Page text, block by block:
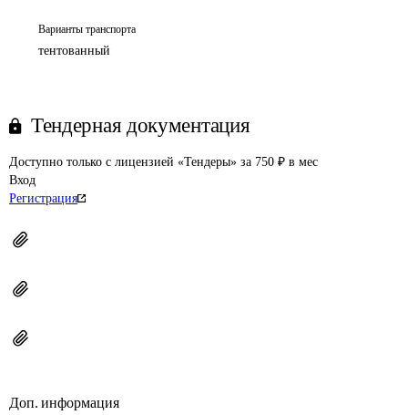
Варианты транспорта
тентованный
Тендерная документация
Доступно только с лицензией «Тендеры» за 750 ₽ в мес
Вход
Регистрация
Доп. информация